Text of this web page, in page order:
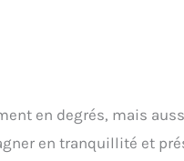
en degrés, mais
en tranquillité et